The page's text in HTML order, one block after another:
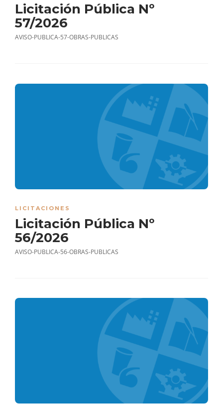
Licitación Pública Nº
57/2026
AVISO-PUBLICA-57-OBRAS-PUBLICAS
LICITACIONES
Licitación Pública Nº
56/2026
AVISO-PUBLICA-56-OBRAS-PUBLICAS